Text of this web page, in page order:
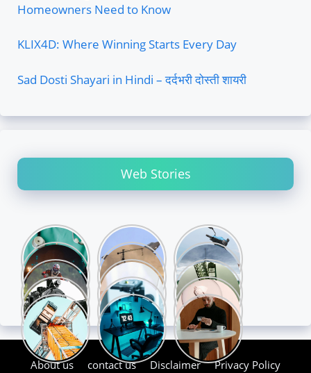
Homeowners Need to Know
KLIX4D: Where Winning Starts Every Day
Sad Dosti Shayari in Hindi – दर्दभरी दोस्ती शायरी
Web Stories
About us contact us Disclaimer Privacy Policy